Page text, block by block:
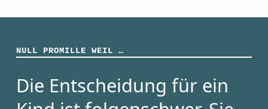
NULL PROMILLE WEIL …
Die Entscheidung für ein